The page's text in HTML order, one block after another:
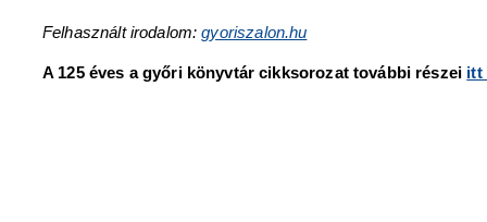
Felhasznált irodalom:gyoriszalon.hu
A 125 éves a győri könyvtár cikksorozat további részei itt